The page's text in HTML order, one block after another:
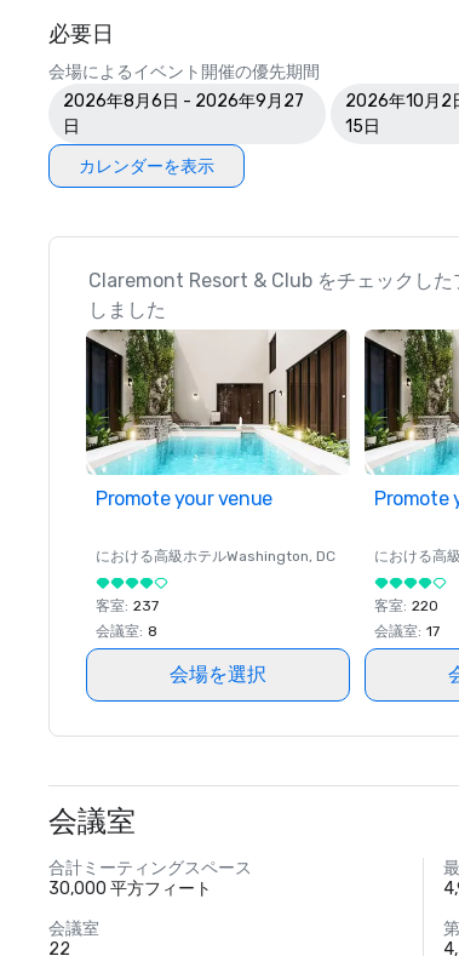
必要日
会場によるイベント開催の優先期間
2026年8月6日 - 2026年9月27
日
2026年10月2
15日
カレンダーを表示
Claremont Resort & Club をチェックした
しました
Promote your venue
における高級ホテルWashington, DC
客室: 237
会議室: 8
会場を選択
Promote
における高
客室: 220
会議室: 17
会議室
合計ミーティングスペース
30,000 平方フィート
会議室
22